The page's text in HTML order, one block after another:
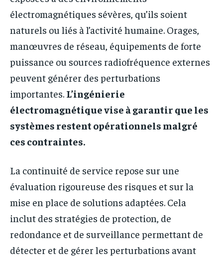
électromagnétiques sévères, qu’ils soient
naturels ou liés à l’activité humaine. Orages,
manœuvres de réseau, équipements de forte
puissance ou sources radiofréquence externes
peuvent générer des perturbations
importantes. L’ingénierie
électromagnétique vise à garantir que les
systèmes restent opérationnels malgré
ces contraintes.
La continuité de service repose sur une
évaluation rigoureuse des risques et sur la
mise en place de solutions adaptées. Cela
inclut des stratégies de protection, de
redondance et de surveillance permettant de
détecter et de gérer les perturbations avant